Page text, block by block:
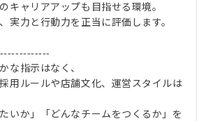
キャリアアップも目指せる環境。
実力と行動力を正当に評価します。
な指示はなく、
用ルールや店舗文化、運営スタイルは
いか」「どんなチームをつくるか」を